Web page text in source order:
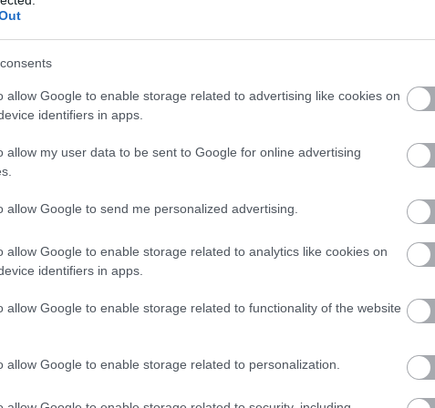
allow Google to enable storage related to advertising like cookies on
identifiers in apps.
allow my user data to be sent to Google for online advertising
allow Google to send me personalized advertising.
allow Google to enable storage related to analytics like cookies on
identifiers in apps.
allow Google to enable storage related to functionality of the website
allow Google to enable storage related to personalization.
SVG . Rákattintva új ablakban (nagyobb méretben)
a mutatója, nincs is nagyon sok mindenről
az említett írásban), de most vessük egy picit a
hogy mintha a pertussis kezdene visszajönni;
egy napot nem említhető, de elég trendszerű
akkor válik, ha hozzáteszem, hogy az Egyesült
át az aP-ra, az USÁ-ban pedig 1996-tól. Ilyen
az észrevételt, hogy ez, ha nem is tökéletesen, de